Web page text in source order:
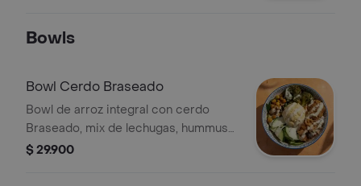
Bowls
Bowl Cerdo Braseado
Bowl de arroz integral con cerdo
Braseado, mix de lechugas, hummus
de garbanzos, pepino cohombro,
$ 29.900